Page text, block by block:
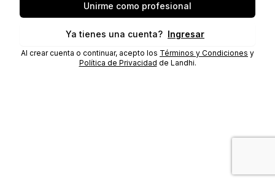
Unirme como profesional
Ya tienes una cuenta? Ingresar
Al crear cuenta o continuar, acepto los Términos y Condiciones y
Política de Privacidad de Landhi.